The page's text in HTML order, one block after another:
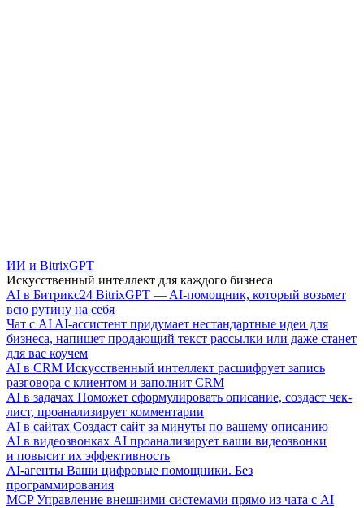
ИИ и BitrixGPT
Искусственный интеллект для каждого бизнеса
AI в Битрикс24 BitrixGPT — AI-помощник, который возьмет
всю рутину на себя
Чат с AI AI-ассистент придумает нестандартные идеи для
бизнеса, напишет продающий текст рассылки или даже станет
для вас коучем
AI в CRM Искусственный интеллект расшифрует запись
разговора с клиентом и заполнит CRM
AI в задачах Поможет сформулировать описание, создаст чек-
лист, проанализирует комментарии
AI в сайтах Создаст сайт за минуты по вашему описанию
AI в видеозвонках AI проанализирует ваши видеозвонки
и повысит их эффективность
AI-агенты Ваши цифровые помощники. Без
программирования
MCP Управление внешними системами прямо из чата с AI